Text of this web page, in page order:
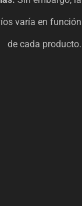
varía en función
de cada producto.